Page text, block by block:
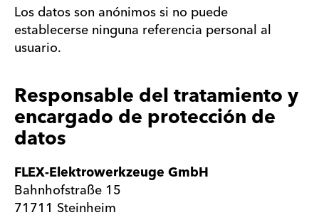
Los datos son anónimos si no puede
establecerse ninguna referencia personal al
usuario.
Responsable del tratamiento y
encargado de protección de
datos
FLEX-Elektrowerkzeuge GmbH
Bahnhofstraße 15
71711 Steinheim